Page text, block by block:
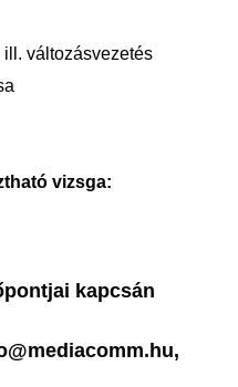
változásvezetés
vizsga:
kapcsán